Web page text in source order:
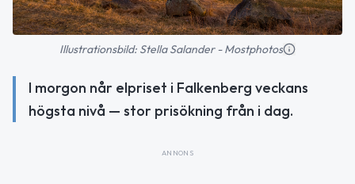
Illustrationsbild: Stella Salander - Mostphotos
I morgon når elpriset i Falkenberg veckans
högsta nivå — stor prisökning från i dag.
ANNONS